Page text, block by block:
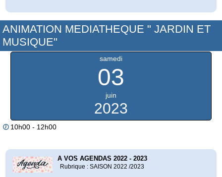
ANIMATION MEDIATHEQUE " JARDIN ET
MUSIQUE"
samedi
03
juin
2023
10h00 - 12h00
A VOS AGENDAS 2022 - 2023
Rubrique : SAISON 2022 /2023